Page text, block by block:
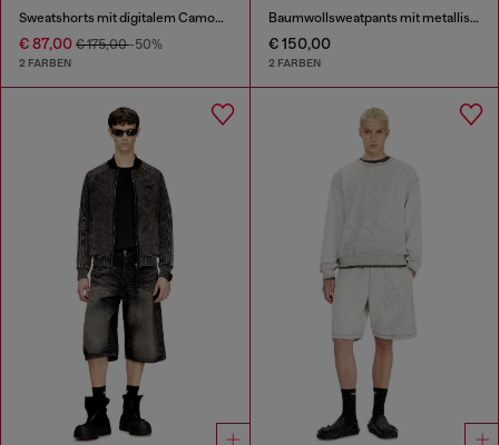
Sweatshorts mit digitalem Camouflage-Print
€ 87,00 € 175,00-50%
2 FARBEN
Baumwollsweatpants mit metallischem Oval D
€ 150,00
2 FARBEN